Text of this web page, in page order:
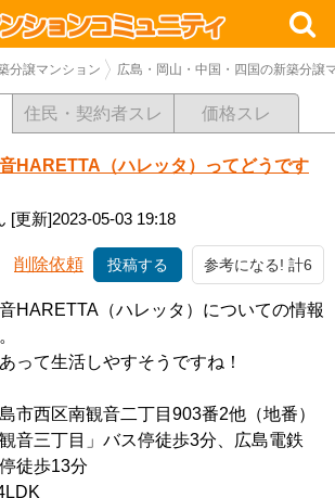
分譲マンション 広島・岡山・中国・四国の新築分譲
住民・契約者スレ 価格スレ
HARETTA（ハレッタ）ってどうです
[更新]2023-05-03 19:18
削除依頼 投稿する 参考になる! 計6
HARETTA（ハレッタ）についての情報
って生活しやすそうですね！
市西区南観音二丁目903番2他（地番）
音三丁目」バス停徒歩3分、広島電鉄
徒歩13分